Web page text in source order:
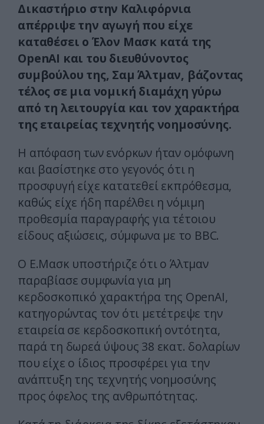
Δικαστήριο στην Καλιφόρνια
απέρριψε την αγωγή που είχε
καταθέσει ο Έλον Μασκ κατά της
OpenAI και του διευθύνοντος
συμβούλου της, Σαμ Άλτμαν, βάζοντας
τέλος σε μια νομική διαμάχη γύρω
από τη λειτουργία και τον χαρακτήρα
της εταιρείας τεχνητής νοημοσύνης.
Η απόφαση των ενόρκων ήταν ομόφωνη
και βασίστηκε στο γεγονός ότι η
προσφυγή είχε κατατεθεί εκπρόθεσμα,
καθώς είχε ήδη παρέλθει η νόμιμη
προθεσμία παραγραφής για τέτοιου
είδους αξιώσεις, σύμφωνα με το BBC.
Ο Ε.Μασκ υποστήριζε ότι ο Άλτμαν
παραβίασε συμφωνία για μη
κερδοσκοπικό χαρακτήρα της OpenAI,
κατηγορώντας τον ότι μετέτρεψε την
εταιρεία σε κερδοσκοπική οντότητα,
παρά τη δωρεά ύψους 38 εκατ. δολαρίων
που είχε ο ίδιος προσφέρει για την
ανάπτυξη της τεχνητής νοημοσύνης
προς όφελος της ανθρωπότητας.